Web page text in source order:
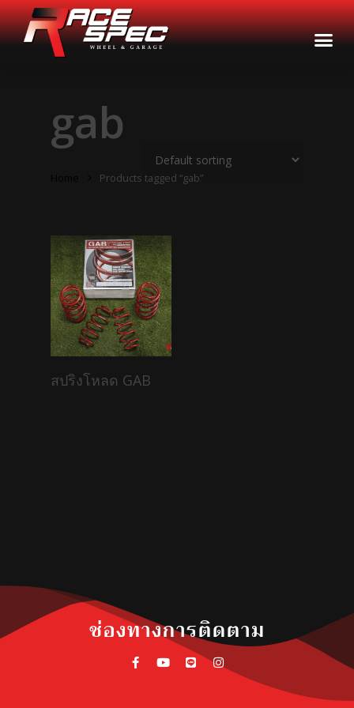
gab
Products tagged “gab”
Read More
สปริงโหลด GAB
ช่องทางการติดตาม